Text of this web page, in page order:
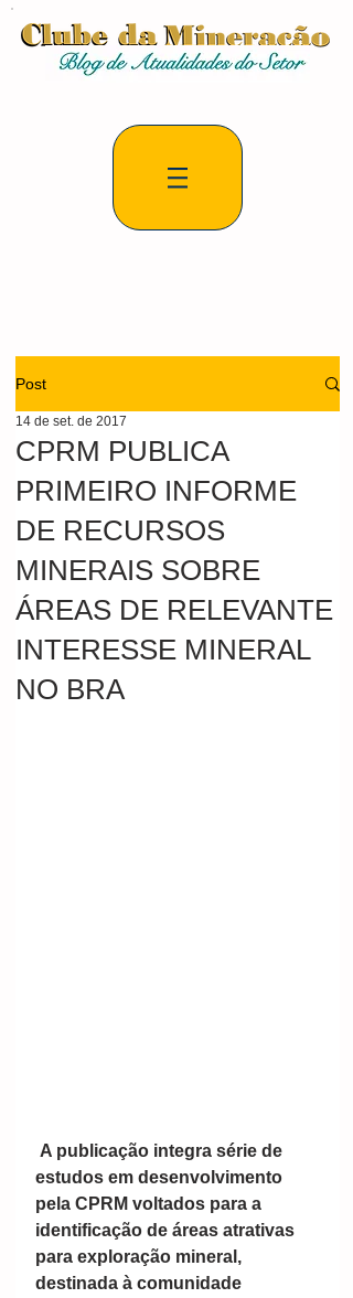
Post
CPRM PUBLICA
PRIMEIRO INFORME
DE RECURSOS
MINERAIS SOBRE
ÁREAS DE RELEVANTE
INTERESSE MINERAL
NO BRA
14 de set. de 2017
estudos em desenvolvimento
pela CPRM voltados para a
identificação de áreas atrativas
para exploração mineral,
destinada à comunidade